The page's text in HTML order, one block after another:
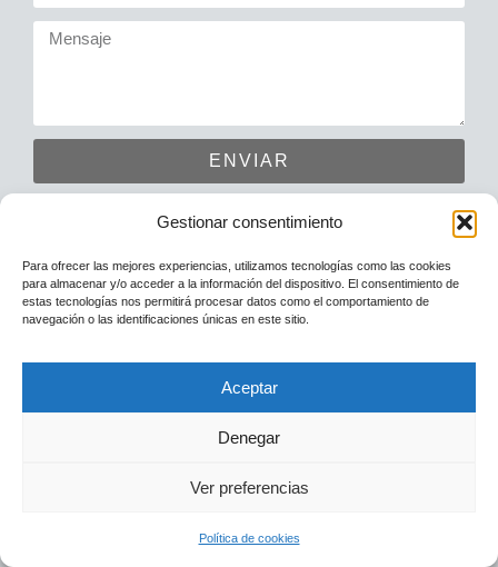
Gestionar consentimiento
Para ofrecer las mejores experiencias, utilizamos tecnologías como las cookies
para almacenar y/o acceder a la información del dispositivo. El consentimiento de
estas tecnologías nos permitirá procesar datos como el comportamiento de
navegación o las identificaciones únicas en este sitio.
Aceptar
Denegar
Ver preferencias
Política de cookies
ENVIAR